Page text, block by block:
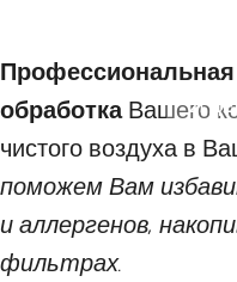
21
Профессиональная
обработкаВашего
чистого воздуха в
поможем Вам
и аллергенов,
фильтрах.